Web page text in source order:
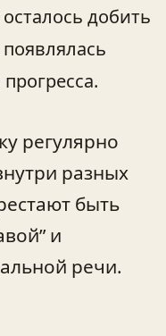
добить
регулярно
разных
быть
и
речи.